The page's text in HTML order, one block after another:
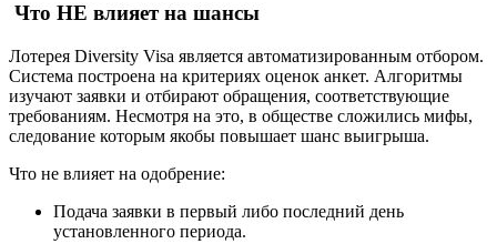
Что НЕ влияет на шансы
Лотерея Diversity Visa является автоматизированным отбором.
Система построена на критериях оценок анкет. Алгоритмы
изучают заявки и отбирают обращения, соответствующие
требованиям. Несмотря на это, в обществе сложились мифы,
следование которым якобы повышает шанс выигрыша.
Что не влияет на одобрение:
Подача заявки в первый либо последний день
установленного периода.